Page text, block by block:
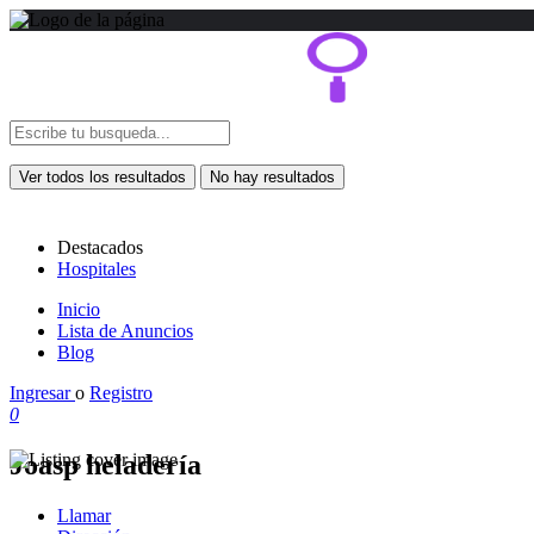
Ver todos los resultados No hay resultados
Destacados
Hospitales
Inicio
Lista de Anuncios
Blog
Ingresaro Registro
0
Joasp heladería
Llamar